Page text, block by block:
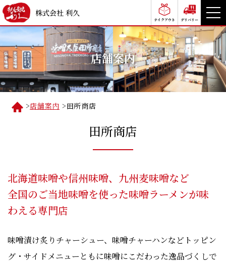
株式会社 利久
テイクアウト デリバリー
店舗案内
>店舗案内 >田所商店
田所商店
北海道味噌や信州味噌、九州麦味噌など
全国のご当地味噌を使った味噌ラーメンが味
わえる専門店
味噌漬け炙りチャーシュー、味噌チャーハンなどトッピン
グ・サイドメニューともに味噌にこだわった逸品づくしで